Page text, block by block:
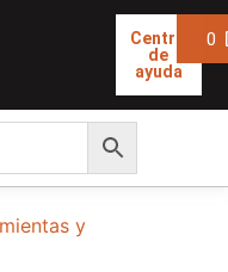
Centro
de
ayuda
0
y